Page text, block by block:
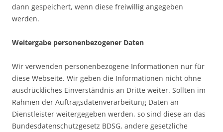
dann gespeichert, wenn diese freiwillig angegeben
werden.
Weitergabe personenbezogener Daten
Wir verwenden personenbezogene Informationen nur für
diese Webseite. Wir geben die Informationen nicht ohne
ausdrückliches Einverständnis an Dritte weiter. Sollten im
Rahmen der Auftragsdatenverarbeitung Daten an
Dienstleister weitergegeben werden, so sind diese an das
Bundesdatenschutzgesetz BDSG, andere gesetzliche